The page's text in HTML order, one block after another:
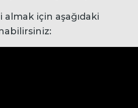
almak için aşağıdaki